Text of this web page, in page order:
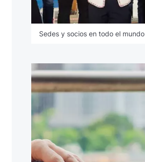
Sedes y socios en todo el mundo